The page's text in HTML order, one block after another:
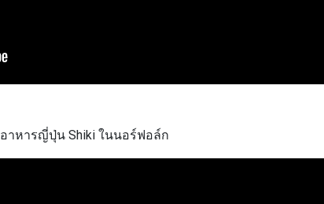
าหารญี่ปุ่น Shiki ในนอร์ฟอล์ก